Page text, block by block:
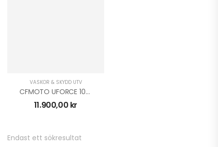
Flex
VÄSKOR & SKYDD UTV
CFMOTO UFORCE 1000 Flaklock
11.900,00 kr
Endast ett sökresultat